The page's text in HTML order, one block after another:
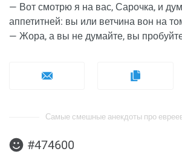
— Вот смотрю я на вас, Сарочка, и
аппетитней: вы или ветчина вон на
— Жора, а вы не думайте, вы
Самые смешные анекдоты про
#474600